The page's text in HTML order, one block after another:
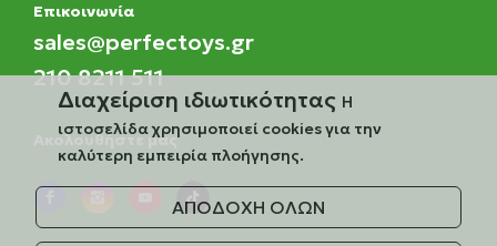
Eπικοινωνία
sales@perfectoys.gr
210 8211 511
Ακολουθήστε μας
Διαχείριση ιδιωτικότητας Η
ιστοσελίδα χρησιμοποιεί cookies για την
καλύτερη εμπειρία πλοήγησης.
ΑΠΟΔΟΧΗ ΟΛΩΝ